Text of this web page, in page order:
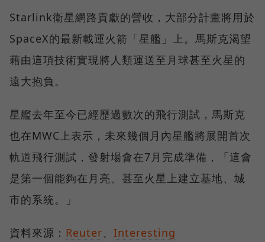
Starlink衛星網路貢獻的營收，大部分計畫將用於
SpaceX的最新載運火箭「星艦」上。馬斯克渴望
藉由這項技術實現將人類運送至月球甚至火星的
遠大抱負。
星艦去年至今已經歷過數次的飛行測試，馬斯克
也在MWC上表示，未來幾個月內星艦將展開首次
軌道飛行測試，發射場會在7月完成準備，「這會
是第一個能夠在月亮、甚至火星上建立基地、城
市的系統。」
資料來源： Reuter、 Interesting